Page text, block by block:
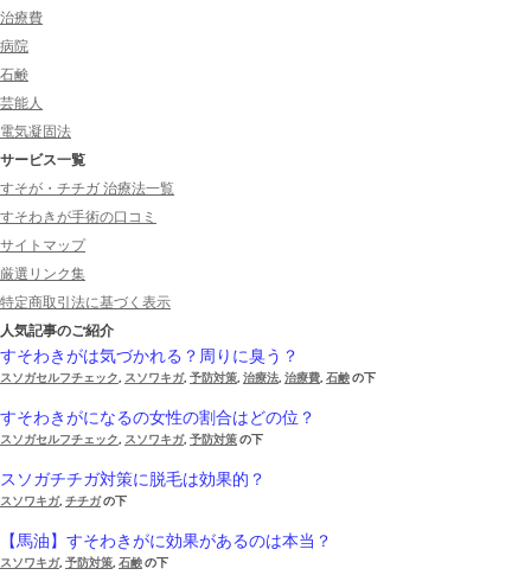
治療費
病院
石鹸
芸能人
電気凝固法
サービス一覧
すそが・チチガ 治療法一覧
すそわきが手術の口コミ
サイトマップ
厳選リンク集
特定商取引法に基づく表示
人気記事のご紹介
すそわきがは気づかれる？周りに臭う？
スソガセルフチェック, スソワキガ, 予防対策, 治療法, 治療費, 石鹸の下
すそわきがになるの女性の割合はどの位？
スソガセルフチェック, スソワキガ, 予防対策の下
スソガチチガ対策に脱毛は効果的？
スソワキガ, チチガの下
【馬油】すそわきがに効果があるのは本当？
スソワキガ, 予防対策, 石鹸の下